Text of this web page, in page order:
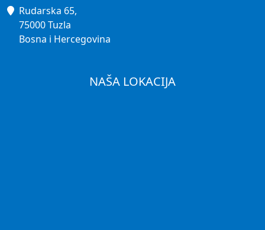
Rudarska 65,
75000 Tuzla
Bosna i Hercegovina
NAŠA LOKACIJA